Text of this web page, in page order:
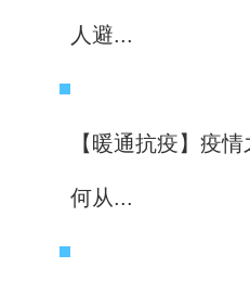
人避...
【暖通抗疫】疫
何从...